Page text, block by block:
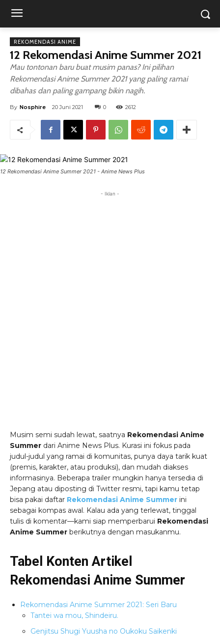
REKOMENDASI ANIME
12 Rekomendasi Anime Summer 2021
Mau tontonan baru buat musim panas? Ini pilihan
Rekomendasi Anime Summer 2021 yang paling ramai
dibahas dan paling gampang bikin nagih.
By Nosphire 20 Juni 2021 0 2612
12 Rekomendasi Anime Summer 2021 - Anime News Plus
- Iklan -
Musim semi sudah lewat, saatnya Rekomendasi Anime
Summer dari Anime News Plus. Kurasi ini fokus pada
judul-judul yang ramai di komunitas, punya daya tarik kuat
(premis, karakter, atau produksi), dan mudah diakses
informasinya. Beberapa trailer mungkin hanya tersedia di
Jepang atau diposting di Twitter resmi, tapi kamu tetap
bisa pakai daftar Rekomendasi Anime Summer ini
sebagai kompas awal. Kalau ada yang terlewat, tinggal
tulis di komentar—kami siap memperbarui Rekomendasi
Anime Summer berikutnya dengan masukanmu.
Tabel Konten Artikel
Rekomendasi Anime Summer
Rekomendasi Anime Summer 2021: Seri Baru
Tantei wa mou, Shindeiru.
Genjitsu Shugi Yuusha no Oukoku Saikenki